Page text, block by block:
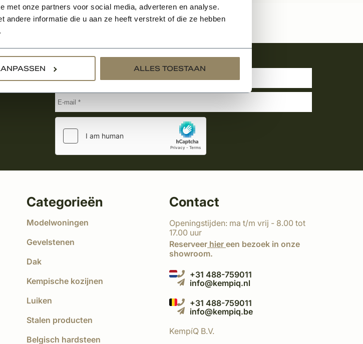
met onze partners voor social media, adverteren en analyse.
andere informatie die u aan ze heeft verstrekt of die ze hebben
ALLES TOESTAAN
Categorieën
Modelwoningen
Gevelstenen
Dak
Kempische kozijnen
Luiken
Stalen producten
Belgisch hardsteen
Contact
Openingstijden: ma t/m vrij - 8.00 tot
17.00 uur
Reserveer hier een bezoek in onze
showroom.
+31 488-759011
info@kempiq.nl
+31 488-759011
info@kempiq.be
KempíQ B.V.